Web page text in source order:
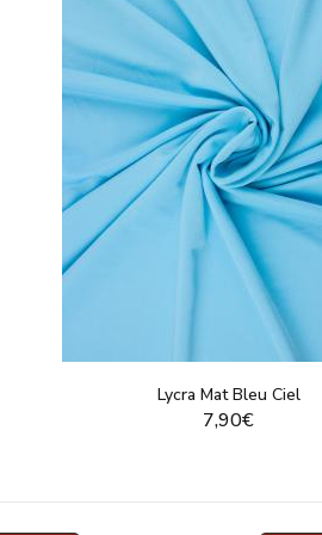
Lycra Mat Bleu Ciel
7,90€
VOIR LE PRODUIT